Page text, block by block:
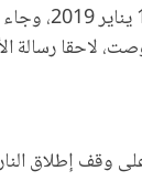
لاحقا
إطلاق